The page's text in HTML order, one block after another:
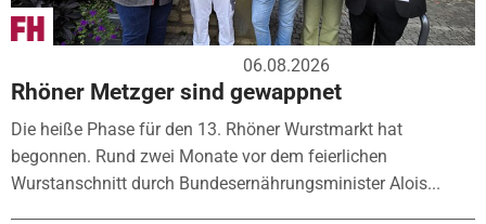
06.08.2026
Rhöner Metzger sind gewappnet
Die heiße Phase für den 13. Rhöner Wurstmarkt hat
begonnen. Rund zwei Monate vor dem feierlichen
Wurstanschnitt durch Bundesernährungsminister Alois...